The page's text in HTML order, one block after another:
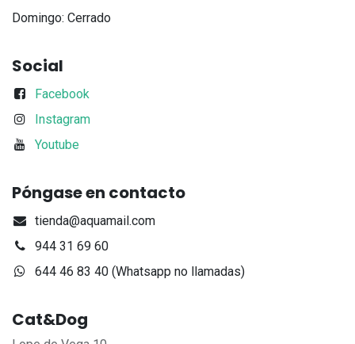
Domingo: Cerrado
Social
Facebook
Instagram
Youtube
Póngase en contacto
tienda@aquamail.com
944 31 69 60
644 46 83 40 (Whatsapp no llamadas)
Cat&Dog